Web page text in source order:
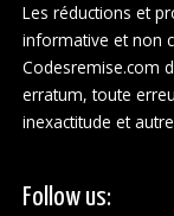
Les réductions et
informative et non
Codesremise.com
erratum, toute
inexactitude et
Follow us: